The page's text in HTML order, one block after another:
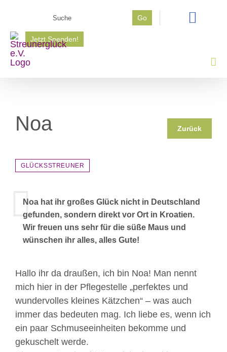
springen
Go
Jetzt Spenden!
Noa Zurück
GLÜCKSSTREUNER
Noa hat ihr großes Glück nicht in Deutschland
gefunden, sondern direkt vor Ort in Kroatien.
Wir freuen uns sehr für die süße Maus und
wünschen ihr alles, alles Gute!
Hallo ihr da draußen, ich bin Noa! Man nennt
mich hier in der Pflegestelle „perfektes und
wundervolles kleines Kätzchen“ – was auch
immer das bedeuten mag. Ich liebe es, wenn ich
ein paar Schmuseeinheiten bekomme und
gekuschelt werde.